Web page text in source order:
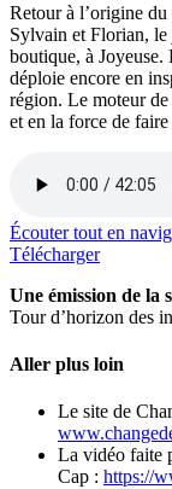
Retour à l’origine
Sylvain et Florian, le
boutique, à Joyeuse.
déploie encore en
région. Le moteur
et en la force de
Écouter tout en
Télécharger
Une émission de la
Tour d’horizon des
Aller plus loin
Le site de
La vidéo faite
Cap : https://